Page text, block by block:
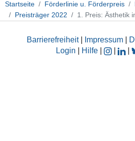
Startseite Förderlinie u. Förderpreis
Preisträger 2022
1. Preis: Ästhetik
Barrierefreiheit| Impressum
Login
Hilfe